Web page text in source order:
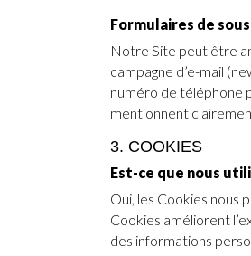
Formulaires de
Notre Site peut être
campagne d’e-mail
numéro de téléphone
mentionnent
3. COOKIES
Est-ce que nous
Oui, les Cookies nous
Cookies améliorent
des informations